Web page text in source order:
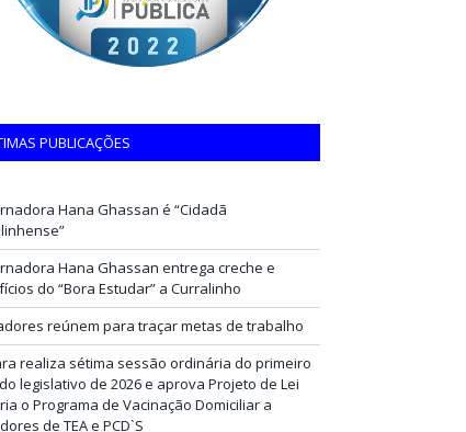
PUBLICAÇÕES
Hana Ghassan é “Cidadã
Hana Ghassan entrega creche e
do “Bora Estudar” a Curralinho
reúnem para traçar metas de trabalho
realiza sétima sessão ordinária do primeiro
legislativo de 2026 e aprova Projeto de Lei
o Programa de Vacinação Domiciliar a
de TEA e PCD`S